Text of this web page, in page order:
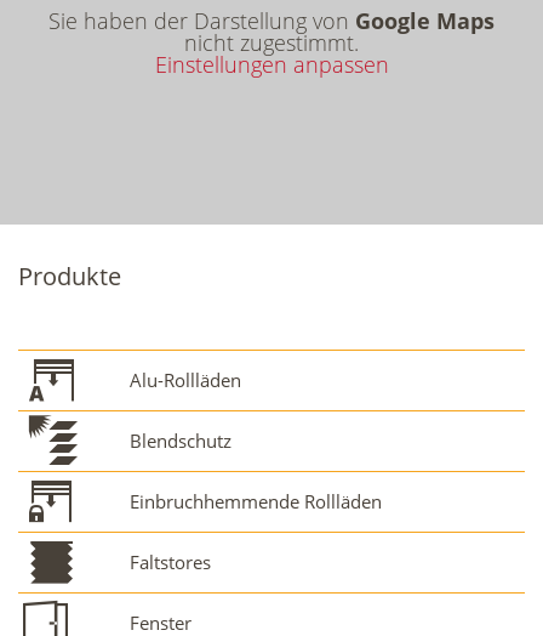
Sie haben der Darstellung von Google Maps
nicht zugestimmt.
Einstellungen anpassen
Produkte
Alu-Rollläden
Blendschutz
Einbruchhemmende Rollläden
Faltstores
Fenster